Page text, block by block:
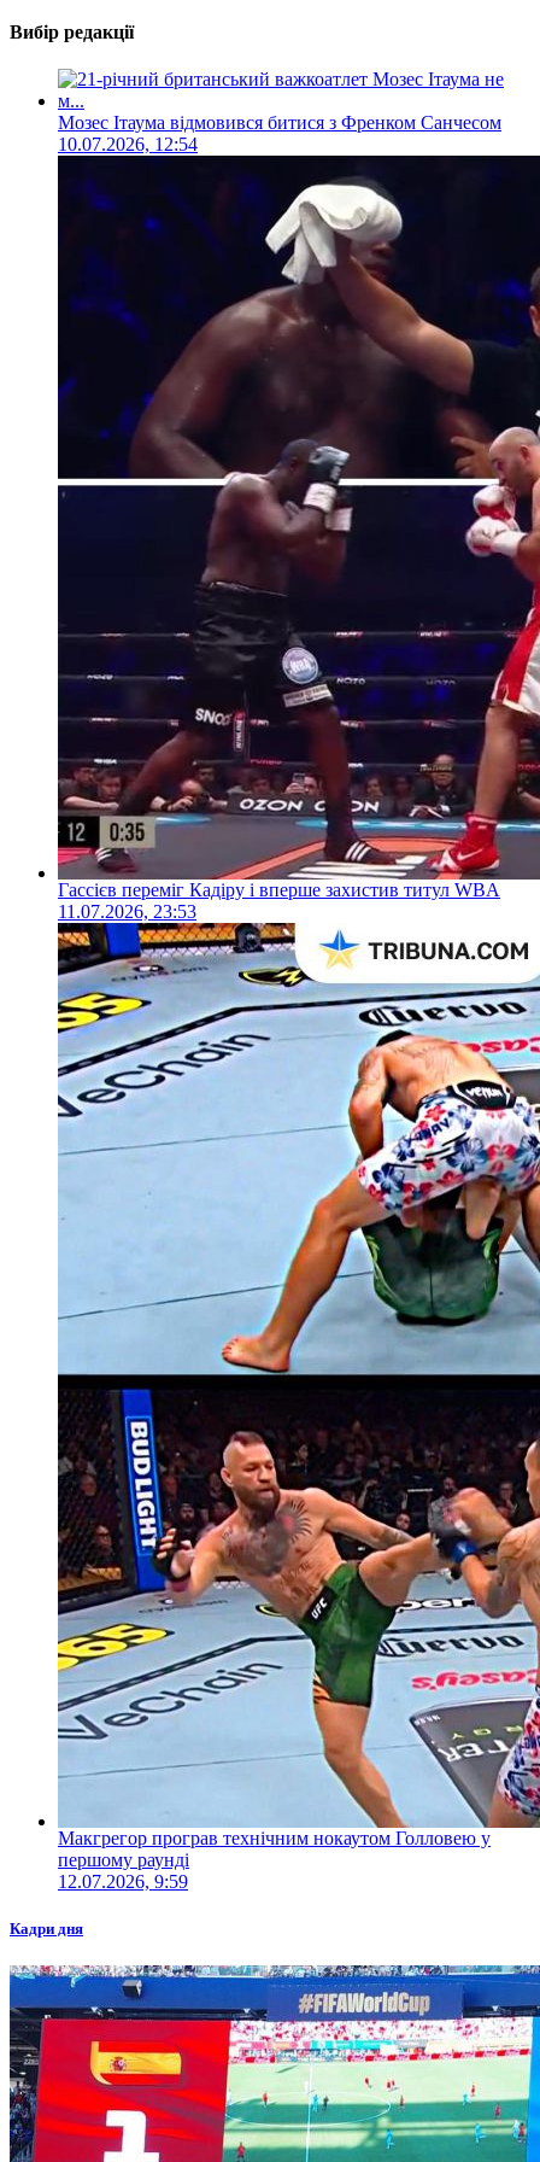
Вибір редакції
Мозес Ітаума відмовився битися з Френком Санчесом
10.07.2026, 12:54
Гассієв переміг Кадіру і вперше захистив титул WBA
11.07.2026, 23:53
Макгрегор програв технічним нокаутом Голловею у
першому раунді
12.07.2026, 9:59
Кадри дня